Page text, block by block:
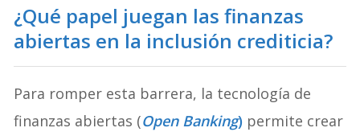
¿Qué papel juegan las finanzas
abiertas en la inclusión crediticia?
Para romper esta barrera, la tecnología de
finanzas abiertas (Open Banking) permite crear